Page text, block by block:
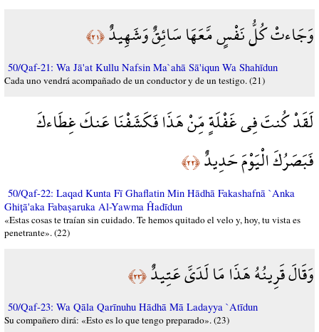
وَجَاءتْ كُلُّ نَفْسٍ مَّعَهَا سَائِقٌ وَشَهِيدٌ﴿٢١﴾
50/Qaf-21: Wa Jā'at Kullu Nafsin Ma`ahā Sā'iqun Wa Shahīdun
Cada uno vendrá acompañado de un conductor y de un testigo. (21)
لَقَدْ كُنتَ فِي غَفْلَةٍ مِّنْ هَذَا فَكَشَفْنَا عَنكَ غِطَاءكَ
فَبَصَرُكَ الْيَوْمَ حَدِيدٌ﴿٢٢﴾
50/Qaf-22: Laqad Kunta Fī Ghaflatin Min Hādhā Fakashafnā `Anka
Ghiţā'aka Fabaşaruka Al-Yawma Ĥadīdun
«Estas cosas te traían sin cuidado. Te hemos quitado el velo y, hoy, tu vista es
penetrante». (22)
وَقَالَ قَرِينُهُ هَذَا مَا لَدَيَّ عَتِيدٌ﴿٢٣﴾
50/Qaf-23: Wa Qāla Qarīnuhu Hādhā Mā Ladayya `Atīdun
Su compañero dirá: «Esto es lo que tengo preparado». (23)